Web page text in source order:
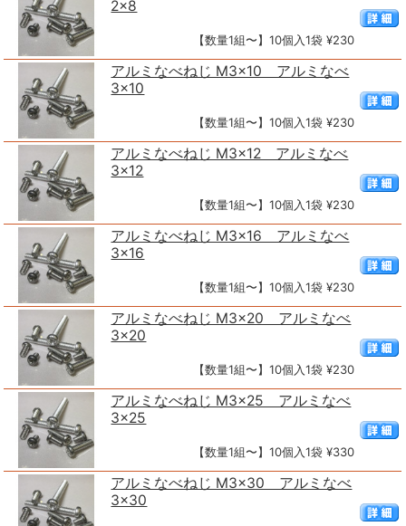
2×8
【数量1組〜】10個入1袋 ¥230
アルミなべねじ M3×10 アルミなべ
3×10
【数量1組〜】10個入1袋 ¥230
アルミなべねじ M3×12 アルミなべ
3×12
【数量1組〜】10個入1袋 ¥230
アルミなべねじ M3×16 アルミなべ
3×16
【数量1組〜】10個入1袋 ¥230
アルミなべねじ M3×20 アルミなべ
3×20
【数量1組〜】10個入1袋 ¥230
アルミなべねじ M3×25 アルミなべ
3×25
【数量1組〜】10個入1袋 ¥330
アルミなべねじ M3×30 アルミなべ
3×30